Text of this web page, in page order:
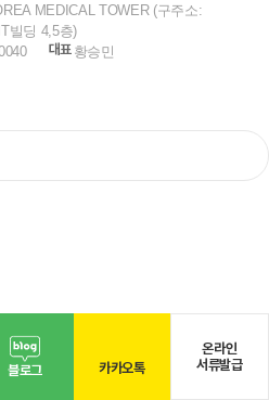
MEDICAL TOWER (구주소:
빌딩 4,5층)
대표 황승민
블로그 카카오톡
온라인
서류발급